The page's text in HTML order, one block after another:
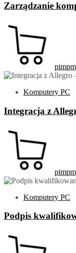
Zarządzanie
Komputery PC
Integracja z
Komputery PC
Podpis